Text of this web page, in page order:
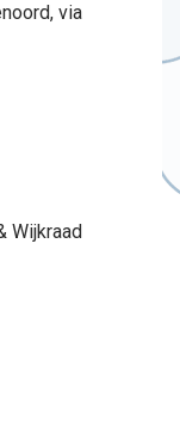
via
Wijkraad